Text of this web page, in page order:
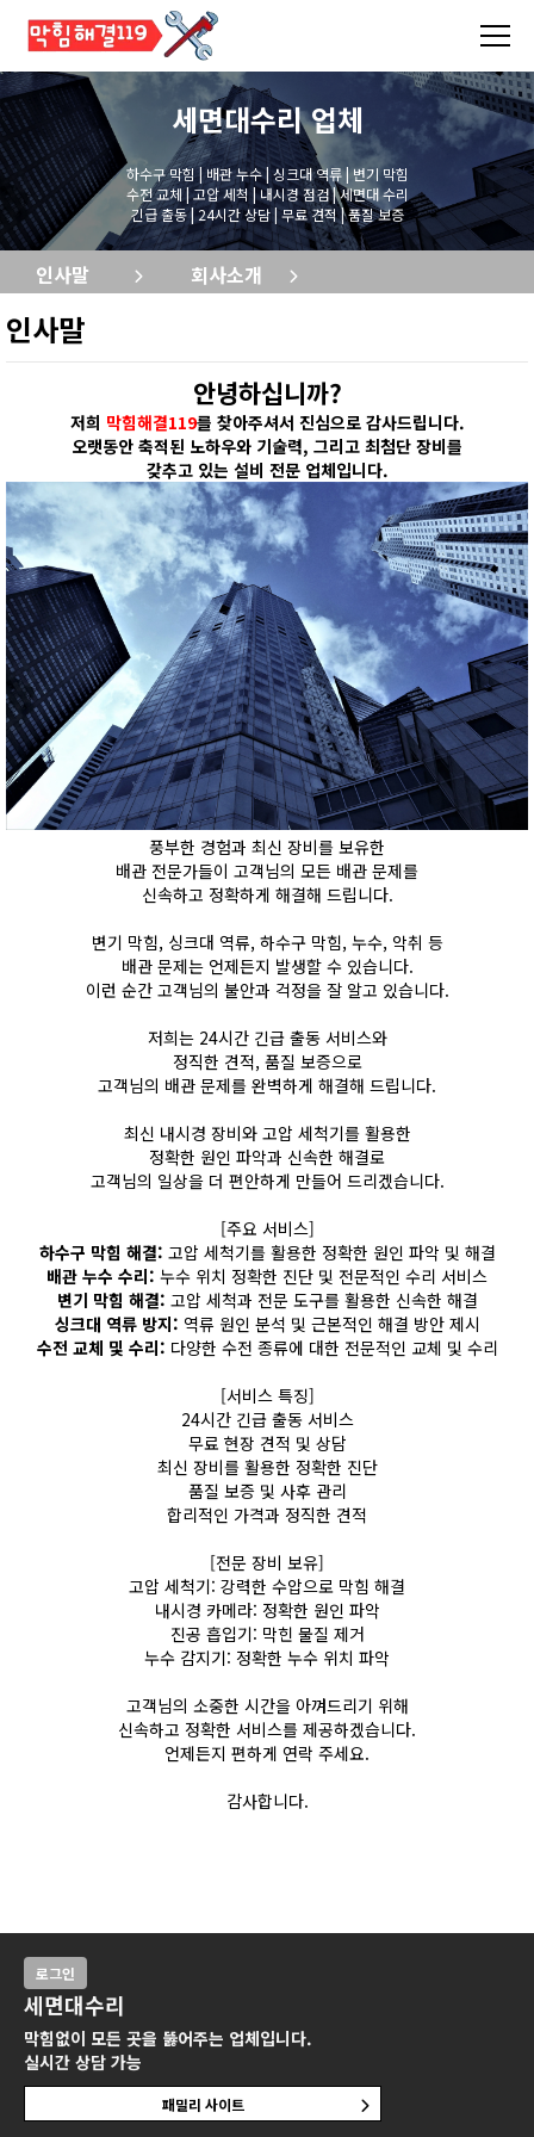
세면대수리업체
하수구 막힘 | 배관 누수 | 싱크대 역류 | 변기 막힘
수전 교체 | 고압 세척 | 내시경 점검 | 세면대 수리
긴급 출동 | 24시간 상담 | 무료 견적 | 품질 보증
인사말 회사소개
인사말
안녕하십니까?
저희 막힘해결119를 찾아주셔서 진심으로 감사드립니다.
오랫동안 축적된 노하우와 기술력, 그리고 최첨단 장비를
갖추고 있는 설비 전문 업체입니다.
풍부한 경험과 최신 장비를 보유한
배관 전문가들이 고객님의 모든 배관 문제를
신속하고 정확하게 해결해 드립니다.
변기 막힘, 싱크대 역류, 하수구 막힘, 누수, 악취 등
배관 문제는 언제든지 발생할 수 있습니다.
이런 순간 고객님의 불안과 걱정을 잘 알고 있습니다.
저희는 24시간 긴급 출동 서비스와
정직한 견적, 품질 보증으로
고객님의 배관 문제를 완벽하게 해결해 드립니다.
최신 내시경 장비와 고압 세척기를 활용한
정확한 원인 파악과 신속한 해결로
고객님의 일상을 더 편안하게 만들어 드리겠습니다.
[주요 서비스]
하수구 막힘 해결: 고압 세척기를 활용한 정확한 원인 파악 및 해결
배관 누수 수리: 누수 위치 정확한 진단 및 전문적인 수리 서비스
변기 막힘 해결: 고압 세척과 전문 도구를 활용한 신속한 해결
싱크대 역류 방지: 역류 원인 분석 및 근본적인 해결 방안 제시
수전 교체 및 수리: 다양한 수전 종류에 대한 전문적인 교체 및 수리
[서비스 특징]
24시간 긴급 출동 서비스
무료 현장 견적 및 상담
최신 장비를 활용한 정확한 진단
품질 보증 및 사후 관리
합리적인 가격과 정직한 견적
[전문 장비 보유]
고압 세척기: 강력한 수압으로 막힘 해결
내시경 카메라: 정확한 원인 파악
진공 흡입기: 막힌 물질 제거
누수 감지기: 정확한 누수 위치 파악
고객님의 소중한 시간을 아껴드리기 위해
신속하고 정확한 서비스를 제공하겠습니다.
언제든지 편하게 연락 주세요.
감사합니다.
로그인
세면대수리
막힘없이 모든 곳을 뚫어주는 업체입니다.
실시간 상담 가능
패밀리 사이트